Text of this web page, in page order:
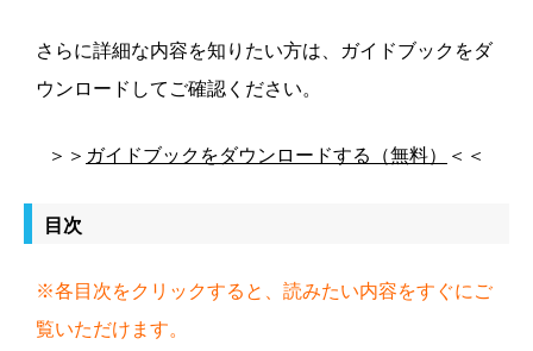
さらに詳細な内容を知りたい方は、ガイドブックをダ
ウンロードしてご確認ください。
＞＞ ガイドブックをダウンロードする（無料） ＜＜
目次
※各目次をクリックすると、読みたい内容をすぐにご
覧いただけます。